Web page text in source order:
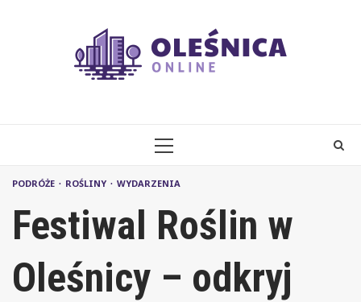
PRIMARY
PODRÓŻE ROŚLINY WYDARZENIA
Festiwal Roślin w
Oleśnicy – odkryj